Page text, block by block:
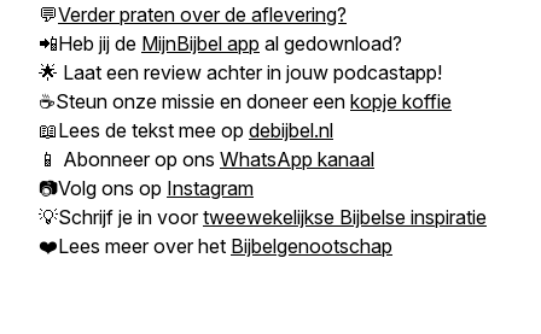
💬Verder praten over de aflevering?
📲Heb jij de MijnBijbel app al gedownload?
🌟 Laat een review achter in jouw podcastapp!
☕Steun onze missie en doneer een kopje koffie
📖Lees de tekst mee op debijbel.nl
📱 Abonneer op ons WhatsApp kanaal
📷Volg ons op Instagram
💡Schrijf je in voortweewekelijkse Bijbelse inspiratie
❤️Lees meer over het Bijbelgenootschap